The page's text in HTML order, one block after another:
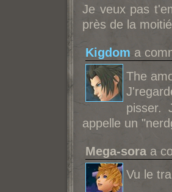
Je veux pas
près de la
Kigdom a
The
pisser.
appelle un
Mega-sora a
Vu le